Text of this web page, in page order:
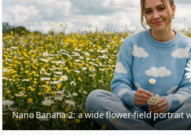
Nano Banana 2: a wide flower-field portrait